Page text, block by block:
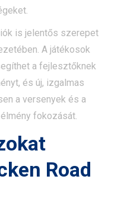
is jelentős szerepet
A játékosok
a fejlesztőknek
és új, izgalmas
a versenyek és a
fokozását.
Road